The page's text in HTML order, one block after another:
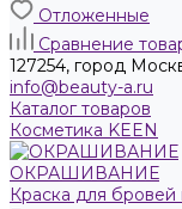
Отложенные
Сравнение
127254, город
info@beauty-a.ru
Каталог товаров
Косметика KEEN
ОКРАШИВАНИЕ
Краска для бровей